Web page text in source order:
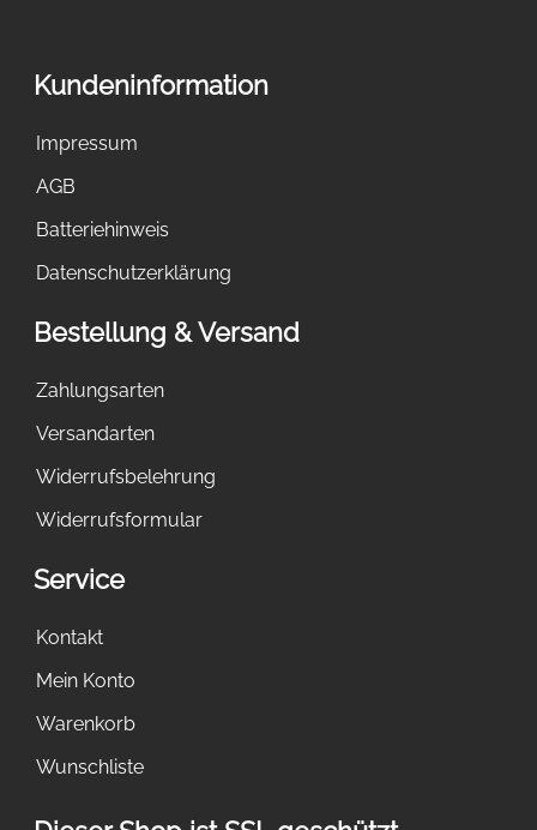
Kundeninformation
Impressum
AGB
Batteriehinweis
Datenschutzerklärung
Bestellung & Versand
Zahlungsarten
Versandarten
Widerrufsbelehrung
Widerrufsformular
Service
Kontakt
Mein Konto
Warenkorb
Wunschliste